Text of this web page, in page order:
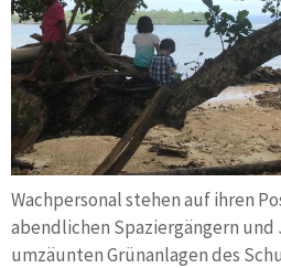
Wachpersonal stehen auf ihren
abendlichen Spaziergängern
umzäunten Grünanlagen des